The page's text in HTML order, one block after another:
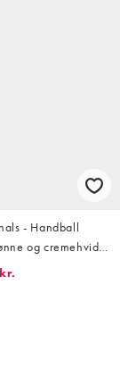
- Handball
og cremehvide
gummisål